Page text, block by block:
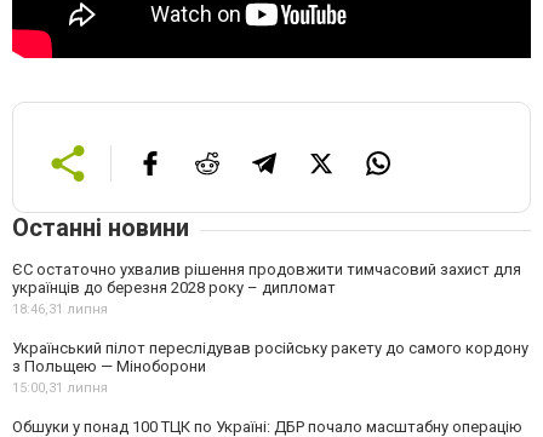
Останні новини
ЄС остаточно ухвалив рішення продовжити тимчасовий захист для
українців до березня 2028 року – дипломат
18:46,31 липня
Український пілот переслідував російську ракету до самого кордону
з Польщею — Міноборони
15:00,31 липня
Обшуки у понад 100 ТЦК по Україні: ДБР почало масштабну операцію